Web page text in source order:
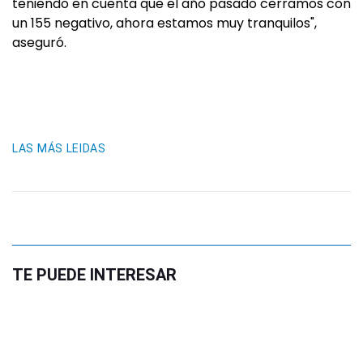
un 155 negativo, ahora estamos muy tranquilos",
aseguró.
LAS MÁS LEIDAS
TE PUEDE INTERESAR